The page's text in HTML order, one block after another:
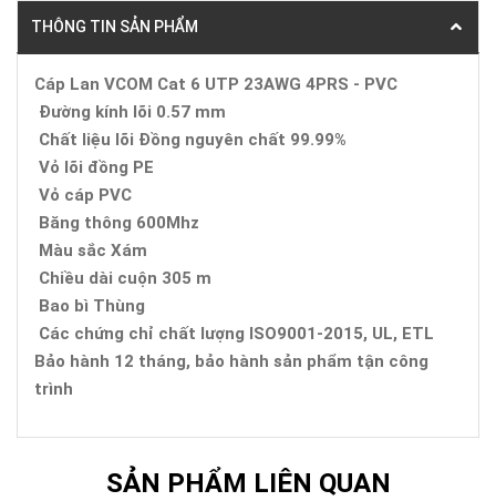
THÔNG TIN SẢN PHẨM
Cáp Lan VCOM Cat 6 UTP 23AWG 4PRS - PVC
Đường kính lõi 0.57 mm
Chất liệu lõi Đồng nguyên chất 99.99%
Vỏ lõi đồng PE
Vỏ cáp PVC
Băng thông 600Mhz
Màu sắc Xám
Chiều dài cuộn 305 m
Bao bì Thùng
Các chứng chỉ chất lượng ISO9001-2015, UL, ETL
Bảo hành 12 tháng, bảo hành sản phẩm tận công
trình
SẢN PHẨM LIÊN QUAN